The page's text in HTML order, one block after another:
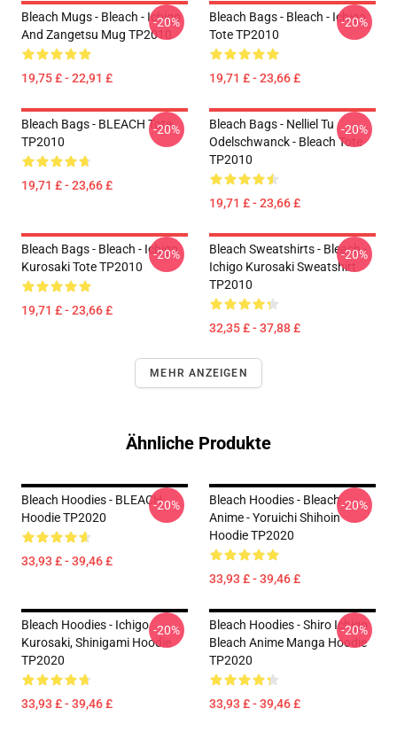
Bleach Mugs - Bleach - Ichigo
And Zangetsu Mug TP2010
19,75 £ - 22,91 £
-20%
Bleach Bags - Bleach - Ichigo
Tote TP2010
19,71 £ - 23,66 £
-20%
Bleach Bags - BLEACH Tote
TP2010
19,71 £ - 23,66 £
-20%
Bleach Bags - Nelliel Tu
Odelschwanck - Bleach Tote
TP2010
19,71 £ - 23,66 £
-20%
Bleach Bags - Bleach - Ichigo
Kurosaki Tote TP2010
19,71 £ - 23,66 £
-20%
Bleach Sweatshirts - Bleach -
Ichigo Kurosaki Sweatshirt
TP2010
32,35 £ - 37,88 £
-20%
MEHR ANZEIGEN
Ähnliche Produkte
Bleach Hoodies - BLEACH
Hoodie TP2020
33,93 £ - 39,46 £
-20%
Bleach Hoodies - Bleach
Anime - Yoruichi Shihoin
Hoodie TP2020
33,93 £ - 39,46 £
-20%
Bleach Hoodies - Ichigo
Kurosaki, Shinigami Hoodie
TP2020
33,93 £ - 39,46 £
-20%
Bleach Hoodies - Shiro Ichigo
Bleach Anime Manga Hoodie
TP2020
33,93 £ - 39,46 £
-20%